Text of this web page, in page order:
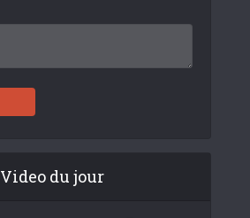
Video du jour